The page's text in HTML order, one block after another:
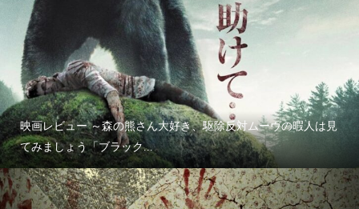
映画レビュー ～森の熊さん大好き、駆除反対ムーヴの暇人は見
てみましょう「ブラック...